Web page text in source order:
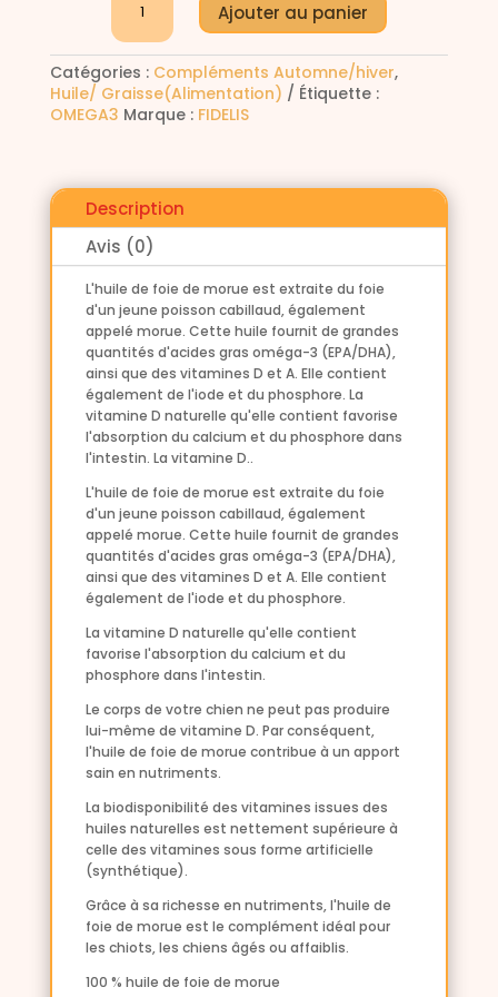
Huile
de
foie
de
morue
Ajouter au panier
e
r
v
Catégories : Compléments Automne/hiver,
Huile/ Graisse(Alimentation)
Étiquette :
OMEGA3 Marque : FIDELIS
Description
Avis (0)
L'huile de foie de morue est extraite du foie
d'un jeune poisson cabillaud, également
appelé morue. Cette huile fournit de grandes
quantités d'acides gras oméga-3 (EPA/DHA),
ainsi que des vitamines D et A. Elle contient
également de l'iode et du phosphore. La
vitamine D naturelle qu'elle contient favorise
l'absorption du calcium et du phosphore dans
l'intestin. La vitamine D..
L'huile de foie de morue est extraite du foie
d'un jeune poisson cabillaud, également
appelé morue. Cette huile fournit de grandes
quantités d'acides gras oméga-3 (EPA/DHA),
ainsi que des vitamines D et A. Elle contient
également de l'iode et du phosphore.
La vitamine D naturelle qu'elle contient
favorise l'absorption du calcium et du
phosphore dans l'intestin.
Le corps de votre chien ne peut pas produire
lui-même de vitamine D. Par conséquent,
l'huile de foie de morue contribue à un apport
sain en nutriments.
La biodisponibilité des vitamines issues des
huiles naturelles est nettement supérieure à
celle des vitamines sous forme artificielle
(synthétique).
Grâce à sa richesse en nutriments, l'huile de
foie de morue est le complément idéal pour
les chiots, les chiens âgés ou affaiblis.
100 % huile de foie de morue